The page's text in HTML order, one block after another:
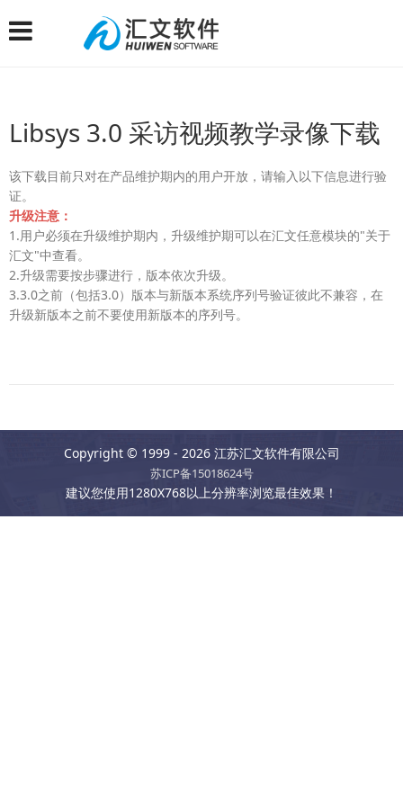
Libsys 3.0 采访视频教学录像下载
该下载目前只对在产品维护期内的用户开放，请输入以下信息进行验
证。
升级注意：
1.用户必须在升级维护期内，升级维护期可以在汇文任意模块的"关于
汇文"中查看。
2.升级需要按步骤进行，版本依次升级。
3.3.0之前（包括3.0）版本与新版本系统序列号验证彼此不兼容，在
升级新版本之前不要使用新版本的序列号。
Copyright © 1999 - 2026 江苏汇文软件有限公司
苏ICP备15018624号
建议您使用1280X768以上分辨率浏览最佳效果！